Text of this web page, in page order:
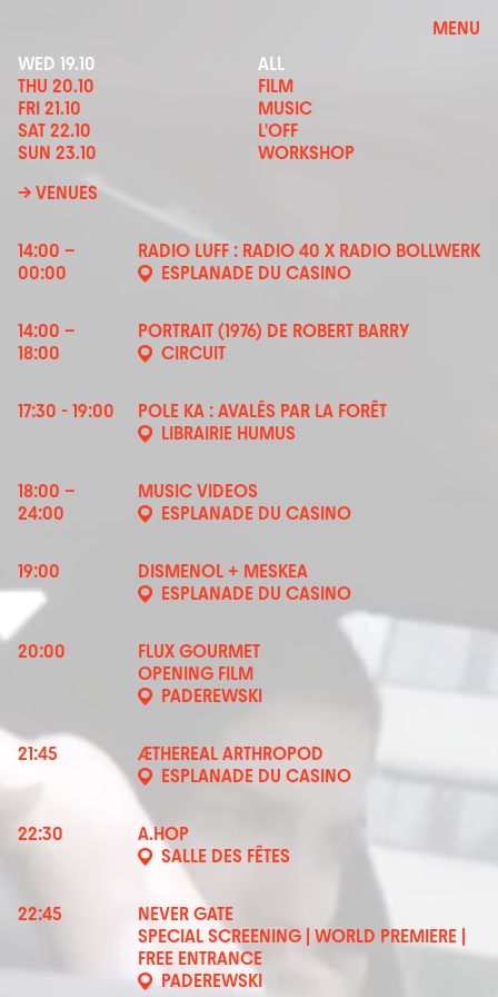
WED 19.10
THU 20.10
FRI 21.10
SAT 22.10
SUN 23.10
ALL
FILM
MUSIC
L'OFF
WORKSHOP
→ VENUES
14:00 –
00:00
RADIO LUFF : RADIO 40 X RADIO BOLLWERK
ESPLANADE DU CASINO
14:00 –
18:00
PORTRAIT (1976) DE ROBERT BARRY
CIRCUIT
17:30 - 19:00
POLE KA : AVALÉS PAR LA FORÊT
LIBRAIRIE HUMUS
18:00 –
24:00
MUSIC VIDEOS
ESPLANADE DU CASINO
19:00
DISMENOL + MESKEA
ESPLANADE DU CASINO
20:00
FLUX GOURMET
OPENING FILM
PADEREWSKI
21:45
ÆTHEREAL ARTHROPOD
ESPLANADE DU CASINO
22:30
A.HOP
SALLE DES FÊTES
22:45
NEVER GATE
SPECIAL SCREENING | WORLD PREMIERE |
FREE ENTRANCE
PADEREWSKI
MENU